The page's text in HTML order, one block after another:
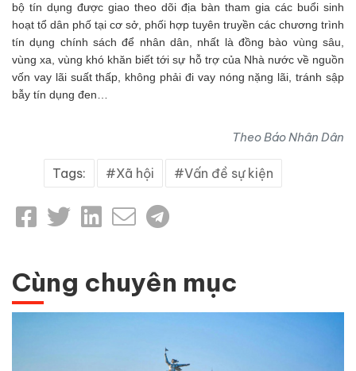
bộ tín dụng được giao theo dõi địa bàn tham gia các buổi sinh
hoạt tổ dân phố tại cơ sở, phối hợp tuyên truyền các chương trình
tín dụng chính sách để nhân dân, nhất là đồng bào vùng sâu,
vùng xa, vùng khó khăn biết tới sự hỗ trợ của Nhà nước về nguồn
vốn vay lãi suất thấp, không phải đi vay nóng nặng lãi, tránh sập
bẫy tín dụng đen…
Theo Báo Nhân Dân
Tags: Xã hội Vấn đề sự kiện
Cùng chuyên mục